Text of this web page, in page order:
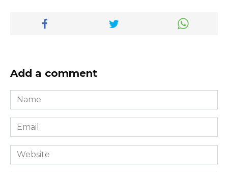
Add a comment
Name
*
Email
*
Website